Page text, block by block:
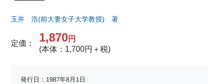
玉井 浩(前大妻女子大学教授) 著
定価： 1,870円
(本体：1,700円＋税)
発行日：1987年8月1日